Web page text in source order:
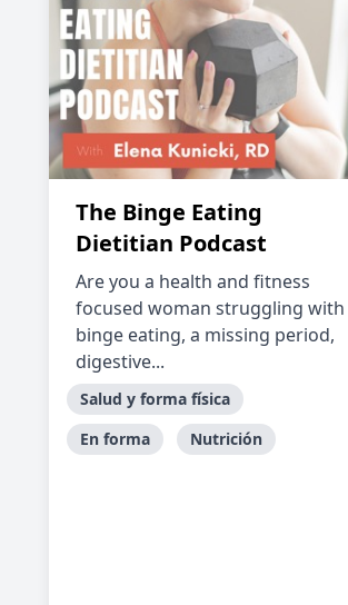
The Binge Eating
Dietitian Podcast
Are you a health and fitness
focused woman struggling with
binge eating, a missing period,
digestive...
Salud y forma física
En forma
Nutrición